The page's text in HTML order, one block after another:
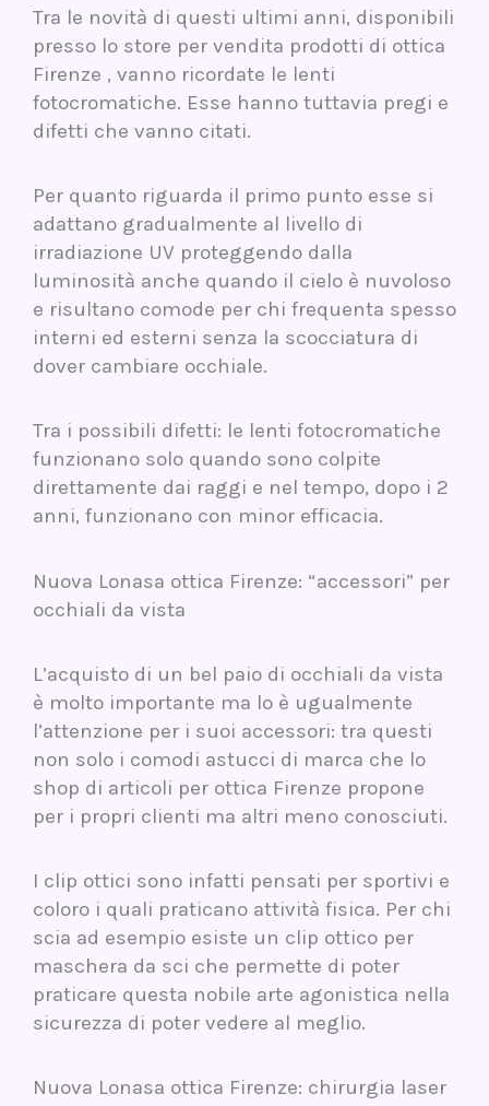
Tra le novità di questi ultimi anni, disponibili
presso lo store per vendita prodotti di ottica
Firenze , vanno ricordate le lenti
fotocromatiche. Esse hanno tuttavia pregi e
difetti che vanno citati.
Per quanto riguarda il primo punto esse si
adattano gradualmente al livello di
irradiazione UV proteggendo dalla
luminosità anche quando il cielo è nuvoloso
e risultano comode per chi frequenta spesso
interni ed esterni senza la scocciatura di
dover cambiare occhiale.
Tra i possibili difetti: le lenti fotocromatiche
funzionano solo quando sono colpite
direttamente dai raggi e nel tempo, dopo i 2
anni, funzionano con minor efficacia.
Nuova Lonasa ottica Firenze: “accessori” per
occhiali da vista
L’acquisto di un bel paio di occhiali da vista
è molto importante ma lo è ugualmente
l’attenzione per i suoi accessori: tra questi
non solo i comodi astucci di marca che lo
shop di articoli per ottica Firenze propone
per i propri clienti ma altri meno conosciuti.
I clip ottici sono infatti pensati per sportivi e
coloro i quali praticano attività fisica. Per chi
scia ad esempio esiste un clip ottico per
maschera da sci che permette di poter
praticare questa nobile arte agonistica nella
sicurezza di poter vedere al meglio.
Nuova Lonasa ottica Firenze: chirurgia laser